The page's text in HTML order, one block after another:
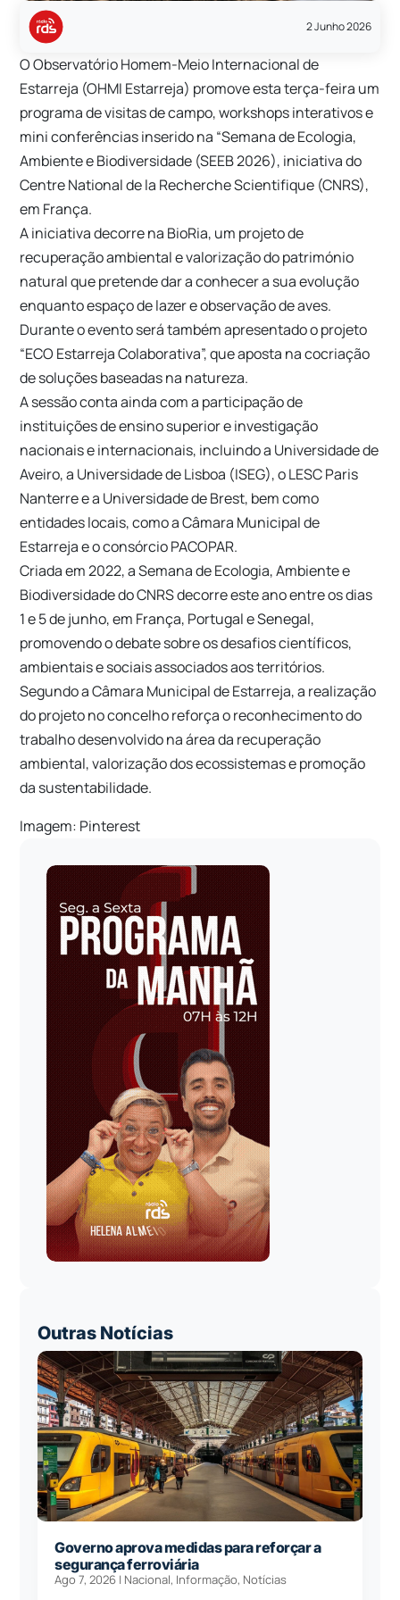
2 Junho 2026
O Observatório Homem-Meio Internacional de
Estarreja (OHMI Estarreja) promove esta terça-feira um
programa de visitas de campo, workshops interativos e
mini conferências inserido na “Semana de Ecologia,
Ambiente e Biodiversidade (SEEB 2026), iniciativa do
Centre National de la Recherche Scientifique (CNRS),
em França.
A iniciativa decorre na BioRia, um projeto de
recuperação ambiental e valorização do património
natural que pretende dar a conhecer a sua evolução
enquanto espaço de lazer e observação de aves.
Durante o evento será também apresentado o projeto
“ECO Estarreja Colaborativa”, que aposta na cocriação
de soluções baseadas na natureza.
A sessão conta ainda com a participação de
instituições de ensino superior e investigação
nacionais e internacionais, incluindo a Universidade de
Aveiro, a Universidade de Lisboa (ISEG), o LESC Paris
Nanterre e a Universidade de Brest, bem como
entidades locais, como a Câmara Municipal de
Estarreja e o consórcio PACOPAR.
Criada em 2022, a Semana de Ecologia, Ambiente e
Biodiversidade do CNRS decorre este ano entre os dias
1 e 5 de junho, em França, Portugal e Senegal,
promovendo o debate sobre os desafios científicos,
ambientais e sociais associados aos territórios.
Segundo a Câmara Municipal de Estarreja, a realização
do projeto no concelho reforça o reconhecimento do
trabalho desenvolvido na área da recuperação
ambiental, valorização dos ecossistemas e promoção
da sustentabilidade.
Imagem: Pinterest
Outras Notícias
Governo aprova medidas para reforçar a
segurança ferroviária
Ago 7, 2026 | Nacional, Informação, Notícias